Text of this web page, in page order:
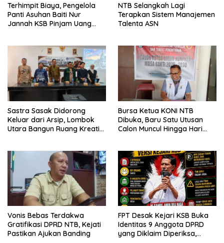
Terhimpit Biaya, Pengelola
Panti Asuhan Baiti Nur
Jannah KSB Pinjam Uang
Kunjung Tuntas
NTB Selangkah Lagi
Terapkan Sistem Manajemen
Talenta ASN
Sastra Sasak Didorong
Keluar dari Arsip, Lombok
Utara Bangun Ruang Kreatif
Bursa Ketua KONI NTB
Dibuka, Baru Satu Utusan
Calon Muncul Hingga Hari
Vonis Bebas Terdakwa
Gratifikasi DPRD NTB, Kejati
Pastikan Ajukan Banding
FPT Desak Kejari KSB Buka
Identitas 9 Anggota DPRD
yang Diklaim Diperiksa,